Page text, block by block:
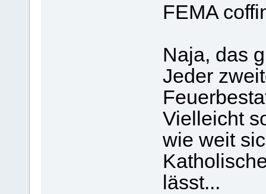
FEMA
Naja, das
Jeder
Vielleicht
wie weit
lässt...